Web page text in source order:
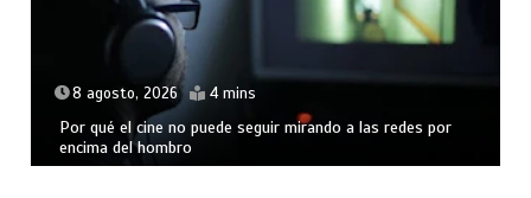
8 agosto, 2026 4 mins
Por qué el cine no puede seguir mirando a las redes por
encima del hombro